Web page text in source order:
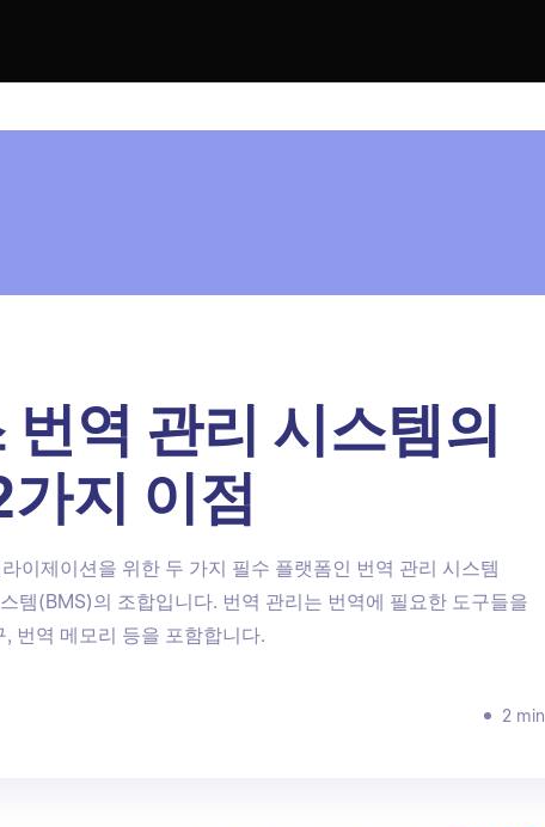
번역 관리 시스템의
가지 이점
이제이션을 위한 두 가지 필수 플랫폼인 번역 관리 시스템
템(BMS)의 조합입니다. 번역 관리는 번역에 필요한 도구들을
번역 메모리 등을 포함합니다.
2 min